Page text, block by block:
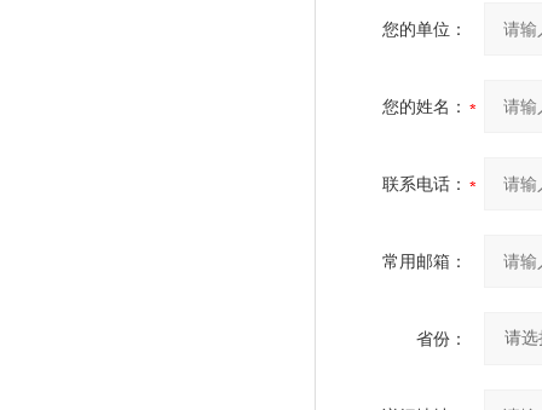
您的单位：
您的姓名：
联系电话：
常用邮箱：
省份：